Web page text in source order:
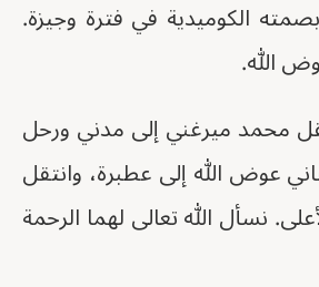
الكوميدية في فترة وجيزة.
الله.
محمد ميرغني إلى مدني ورحل
عوض الله إلى عطبرة، وانتقل
نسأل الله تعالى لهما الرحمة